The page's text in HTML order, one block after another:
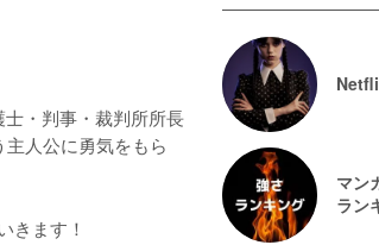
・判事・裁判所所長
人公に勇気をもら
きます！
マン
ラン